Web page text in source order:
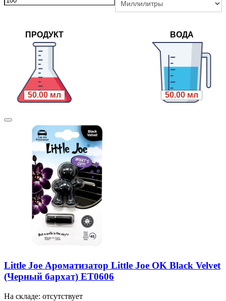
ПРОДУКТ
50.00 мл
ВОДА
50.00 мл
Little Joe Ароматизатор Little Joe OK Black Velvet
(Черный бархат) ET0606
На складе: отсутствует